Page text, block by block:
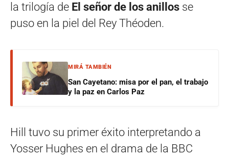
la trilogía de El señor de los anillos se
puso en la piel del Rey Théoden.
MIRÁ TAMBIÉN
San Cayetano: misa por el pan, el trabajo
y la paz en Carlos Paz
Hill tuvo su primer éxito interpretando a
Yosser Hughes en el drama de la BBC